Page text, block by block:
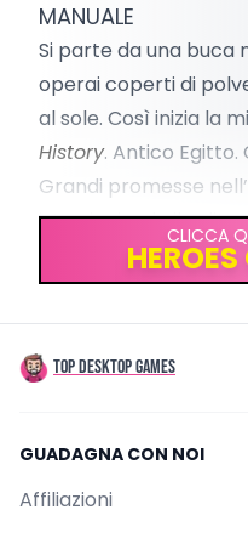
BrowserAndroid iOS
GENERI
Strategy City Builder
Strategia in Tempo
MANUALE
Si parte da una buca
operai coperti di
al sole. Così inizia la
History. Antico Egitto.
Grandi promesse
istruzioni, solo il
civiltà e – perché no
no?
Dieci minuti dopo
una caserma e un
una bancarella di
arrivare. I cittadini
e fiaccole, tutti
CLICCA
TOP DESKTOP GAMES
GUADAGNA CON NOI
Affiliazioni